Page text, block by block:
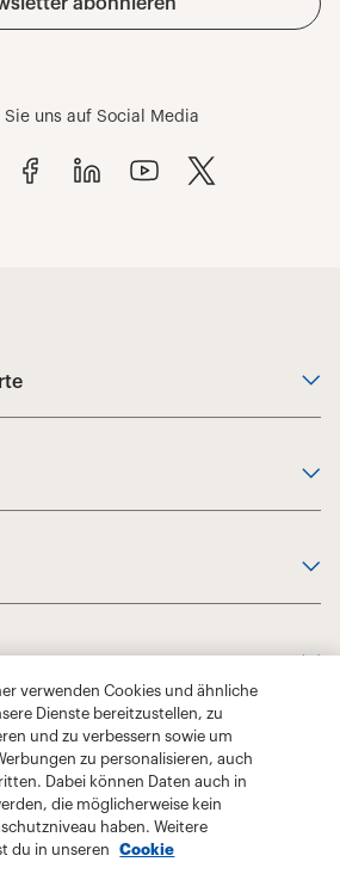
verwenden Cookies und ähnliche
Dienste bereitzustellen, zu
und zu verbessern sowie um
zu personalisieren, auch
Dabei können Daten auch in
die möglicherweise kein
haben. Weitere
du in unseren
Cookie